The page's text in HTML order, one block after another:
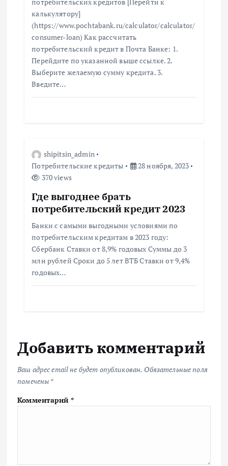
м
калькулятору]
(https://www.pochtabank.ru/calculator/calculator/
consumer-loan) Как рассчитать
потребительский кредит в Почта Банке: 1.
Перейдите по указанной выше ссылке. 2.
Выберите желаемую сумму кредита. 3.
Введите…
shipitsin_admin
Потребительские кредиты
28 ноября, 2023
370 views
Где выгоднее брать
потребительский кредит 2023
Банки с самыми выгодными условиями по
потребительским кредитам в 2023 году:
Сбербанк Ставки от 8,9% годовых Суммы до 3
млн рублей Сроки до 5 лет ВТБ Ставки от 9,4%
годовых…
Добавить комментарий
Ваш адрес email не будет опубликован. Обязательные поля
помечены *
Комментарий *